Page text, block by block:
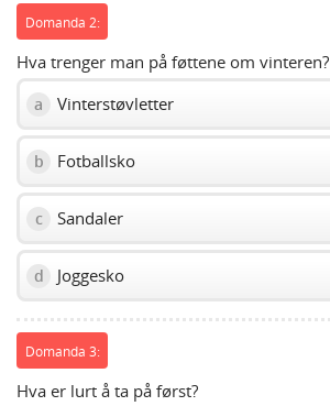
Domanda 2:
Hva trenger man på føttene om vinteren?
a Vinterstøvletter
b Fotballsko
c Sandaler
d Joggesko
Domanda 3:
Hva er lurt å ta på først?